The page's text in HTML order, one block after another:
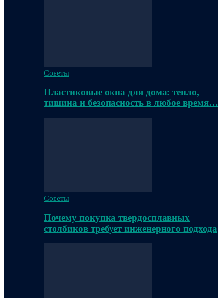
Советы
Пластиковые окна для дома: тепло,
тишина и безопасность в любое время…
Советы
Почему покупка твердосплавных
столбиков требует инженерного подхода